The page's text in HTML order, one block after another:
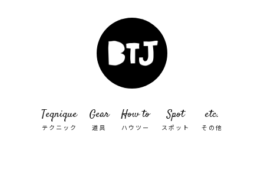
Teqnique
テクニック
Gear
道具
How to
ハウツー
Spot
スポット
etc.
その他